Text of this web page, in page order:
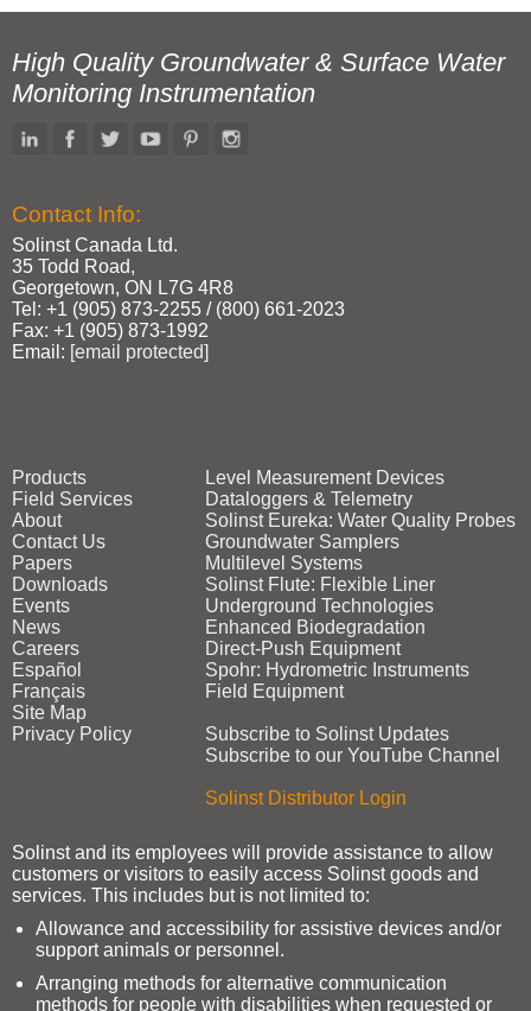
High Quality Groundwater & Surface Water
Monitoring Instrumentation
Contact Info:
Solinst Canada Ltd.
35 Todd Road,
Georgetown, ON L7G 4R8
Tel: +1 (905) 873‑2255 / (800) 661‑2023
Fax: +1 (905) 873‑1992
Email: [email protected]
Products
Field Services
About
Contact Us
Papers
Downloads
Events
News
Careers
Español
Français
Site Map
Privacy Policy
Level Measurement Devices
Dataloggers & Telemetry
Solinst Eureka: Water Quality Probes
Groundwater Samplers
Multilevel Systems
Solinst Flute: Flexible Liner
Underground Technologies
Enhanced Biodegradation
Direct‑Push Equipment
Spohr: Hydrometric Instruments
Field Equipment
Subscribe to Solinst Updates
Subscribe to our YouTube Channel
Solinst Distributor Login
Solinst and its employees will provide assistance to allow
customers or visitors to easily access Solinst goods and
services. This includes but is not limited to:
Allowance and accessibility for assistive devices and/or
support animals or personnel.
Arranging methods for alternative communication
methods for people with disabilities when requested or